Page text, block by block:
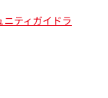
ニティガイドラ